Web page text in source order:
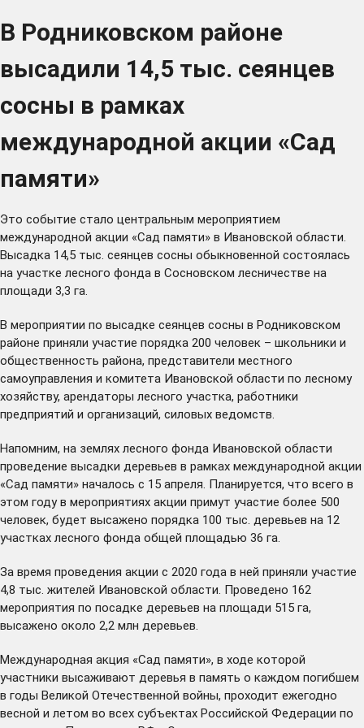
В Родниковском районе
высадили 14,5 тыс. сеянцев
сосны в рамках
международной акции «Сад
памяти»
Это событие стало центральным мероприятием
международной акции «Сад памяти» в Ивановской области.
Высадка 14,5 тыс. сеянцев сосны обыкновенной состоялась
на участке лесного фонда в Сосновском лесничестве на
площади 3,3 га.
В мероприятии по высадке сеянцев сосны в Родниковском
районе приняли участие порядка 200 человек – школьники и
общественность района, представители местного
самоуправления и комитета Ивановской области по лесному
хозяйству, арендаторы лесного участка, работники
предприятий и организаций, силовых ведомств.
Напомним, на землях лесного фонда Ивановской области
проведение высадки деревьев в рамках международной акции
«Сад памяти» началось с 15 апреля. Планируется, что всего в
этом году в мероприятиях акции примут участие более 500
человек, будет высажено порядка 100 тыс. деревьев на 12
участках лесного фонда общей площадью 36 га.
За время проведения акции с 2020 года в ней приняли участие
4,8 тыс. жителей Ивановской области. Проведено 162
мероприятия по посадке деревьев на площади 515 га,
высажено около 2,2 млн деревьев.
Международная акция «Сад памяти», в ходе которой
участники высаживают деревья в память о каждом погибшем
в годы Великой Отечественной войны, проходит ежегодно
весной и летом во всех субъектах Российской Федерации по